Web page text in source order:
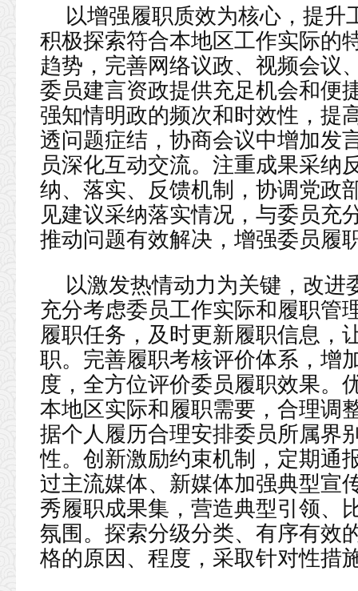
以增强履职质效为核心，提升
积极探索符合本地区工作实际的
趋势，完善网络议政、视频会议
委员建言资政提供充足机会和便
强知情明政的频次和时效性，提
透问题症结，协商会议中增加发
员深化互动交流。注重成果采纳
纳、落实、反馈机制，协调党政
见建议采纳落实情况，与委员充
推动问题有效解决，增强委员履
以激发热情动力为关键，改进
充分考虑委员工作实际和履职管
履职任务，及时更新履职信息，
职。完善履职考核评价体系，增
度，全方位评价委员履职效果。
本地区实际和履职需要，合理调
据个人履历合理安排委员所属界
性。创新激励约束机制，定期通
过主流媒体、新媒体加强典型宣
秀履职成果集，营造典型引领、
氛围。探索分级分类、有序有效
格的原因、程度，采取针对性措